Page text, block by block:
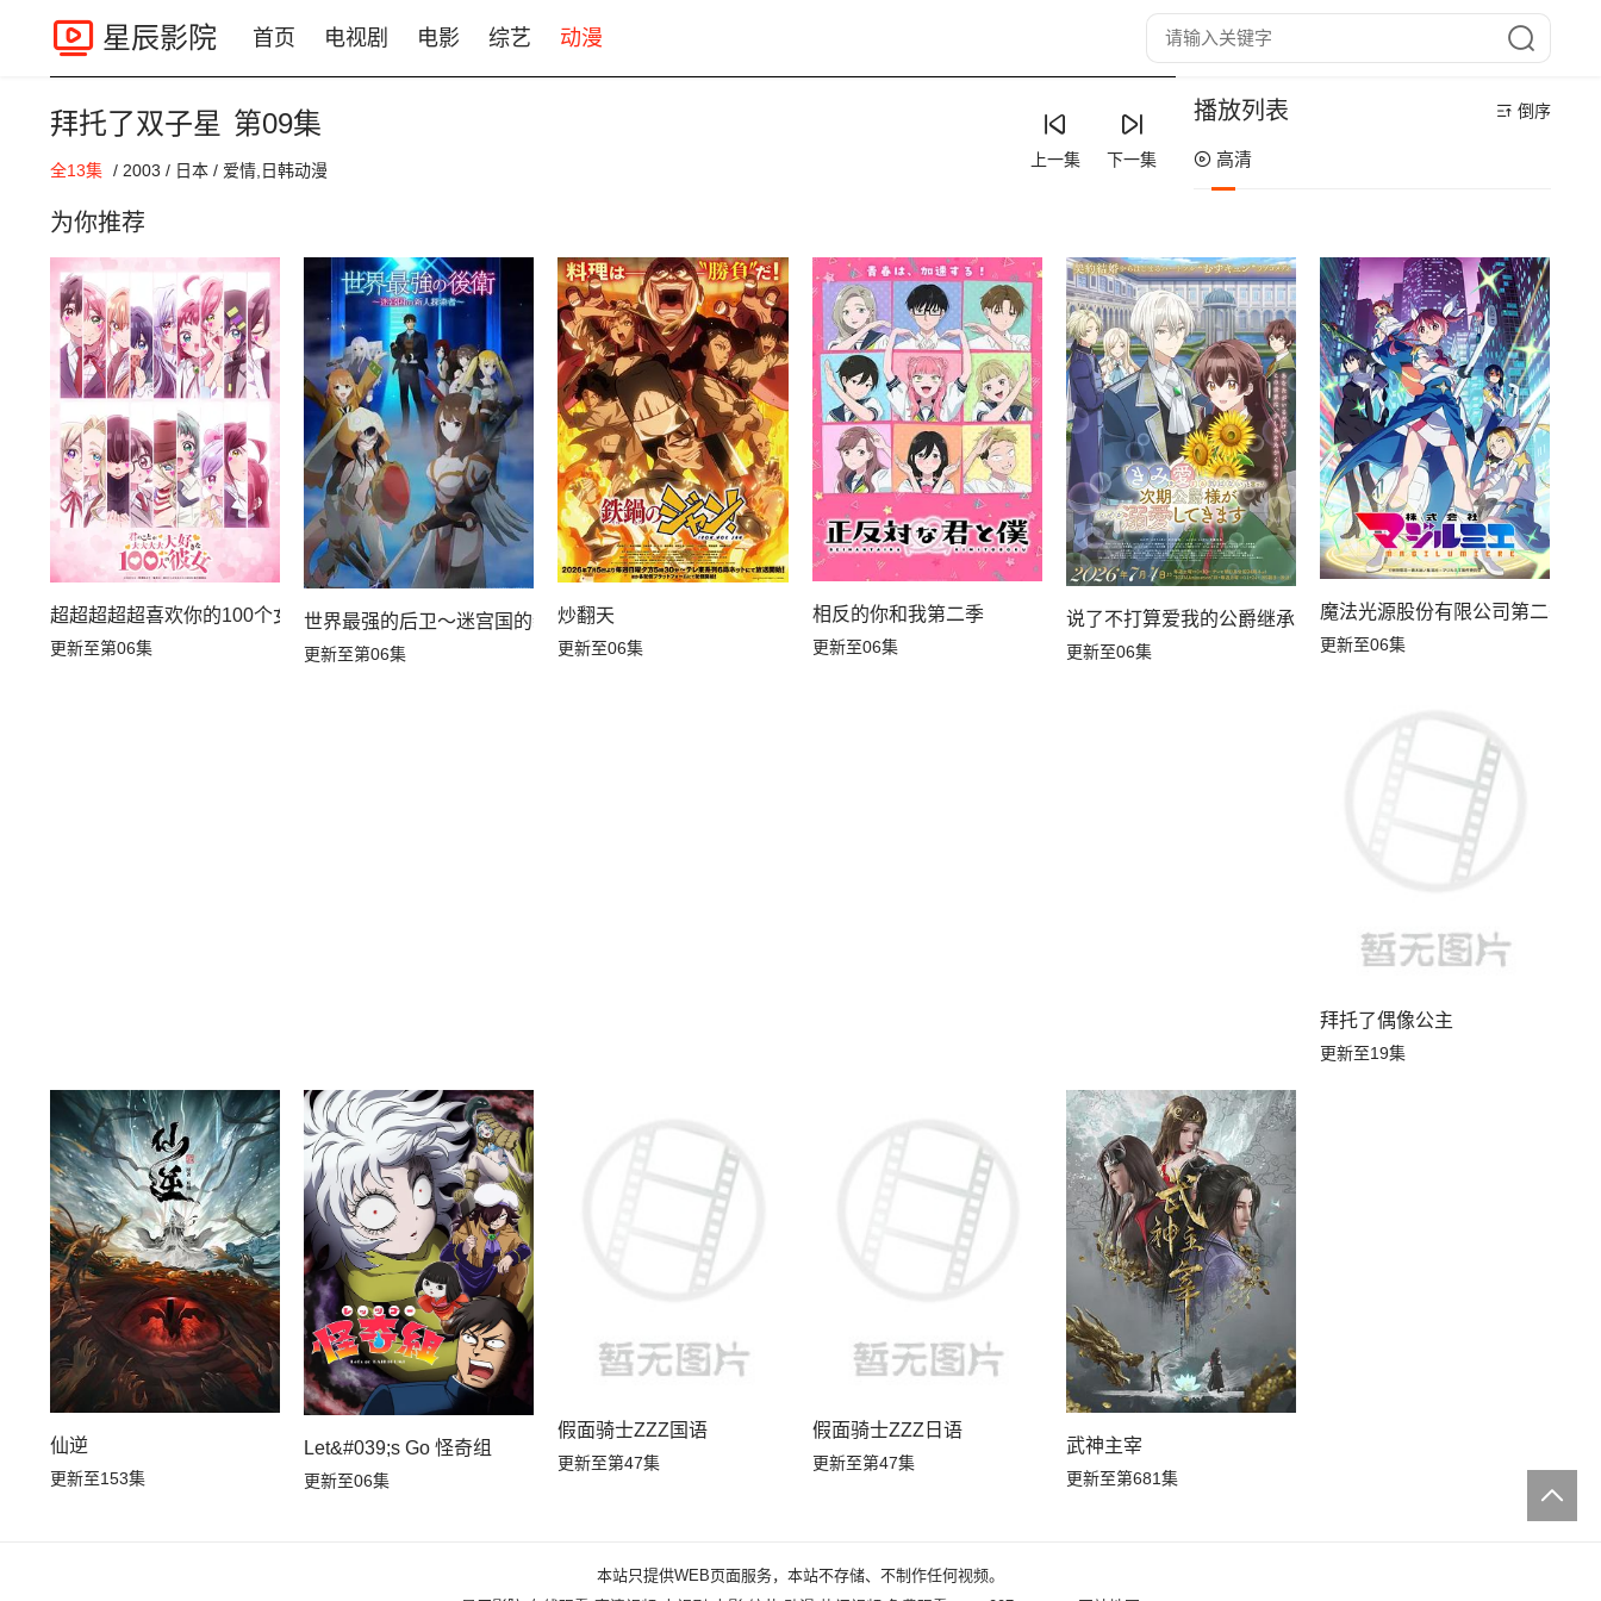
星辰影院 首页 电视剧 电影 综艺 动漫
00:00 / 00:00
拜托了双子星 第09集
全13集 / 2003 / 日本 / 爱情,日韩动漫
上一集 下一集
播放列表 倒序
高清
第11集 第10集
第09集 第08集
第07集 第06集
第05集 第04集
第03集 第02集
第01集
为你推荐
超超超超超喜欢你的100个女朋友第三季
更新至第06集
世界最强的后卫～迷宫国的新人探索者～
更新至第06集
炒翻天
更新至06集
相反的你和我第二季
更新至06集
说了不打算爱我的公爵继承人，不知为何对我宠爱有加
更新至06集
魔法光源股份有限公司第二季
更新至06集
拜托了偶像公主
更新至19集
仙逆
更新至153集
Let&#039;s Go 怪奇组
更新至06集
假面骑士ZZZ国语
更新至第47集
假面骑士ZZZ日语
更新至第47集
武神主宰
更新至第681集
本站只提供WEB页面服务，本站不存储、不制作任何视频。